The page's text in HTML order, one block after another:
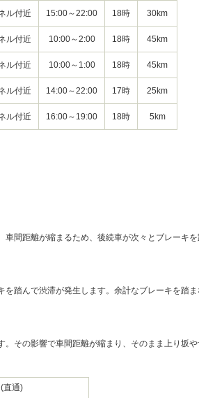
ル付近 15:00～22:00 18時 30km
ル付近 10:00～2:00 18時 45km
ル付近 10:00～1:00 18時 45km
ル付近 14:00～22:00 17時 25km
ル付近 16:00～19:00 18時 5km
間距離が縮まるため、後続車が次々とブレーキ
踏んで渋滞が発生します。余計なブレーキを踏
その影響で車間距離が縮まり、そのまま上り坂
直通)